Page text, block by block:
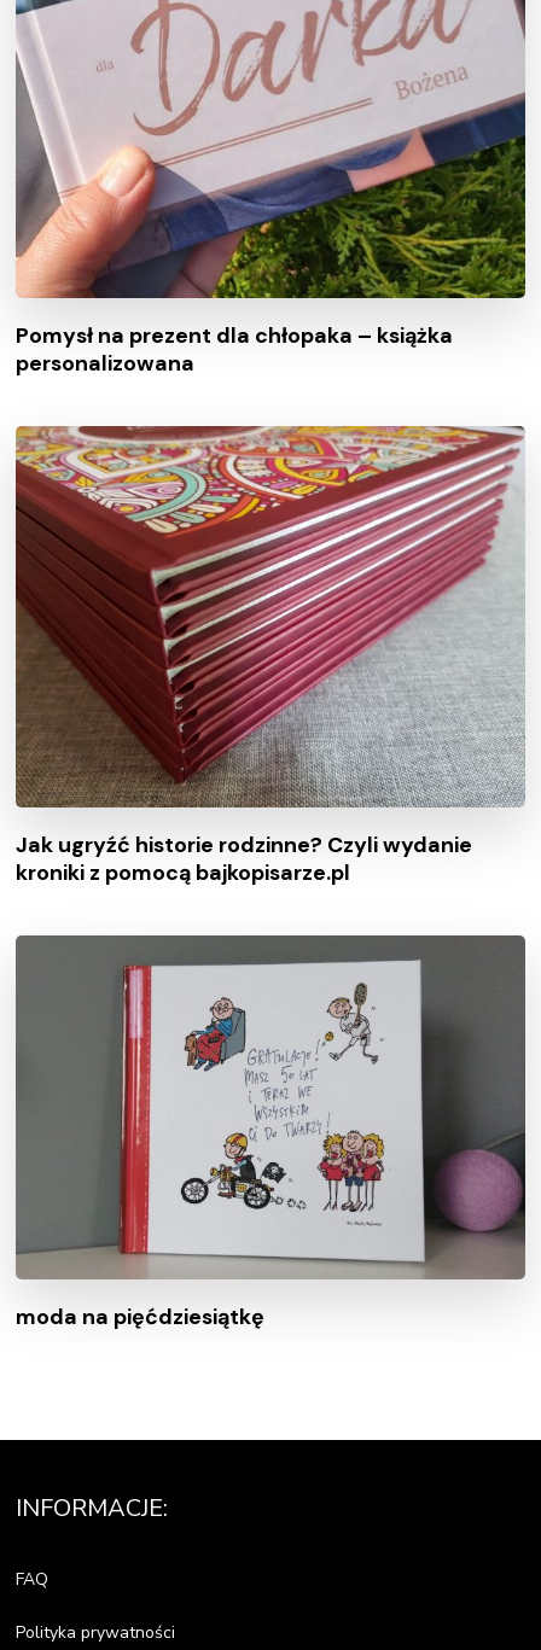
Pomysł na prezent dla chłopaka – książka
personalizowana
Jak ugryźć historie rodzinne? Czyli wydanie
kroniki z pomocą bajkopisarze.pl
moda na pięćdziesiątkę
INFORMACJE:
FAQ
Polityka prywatności